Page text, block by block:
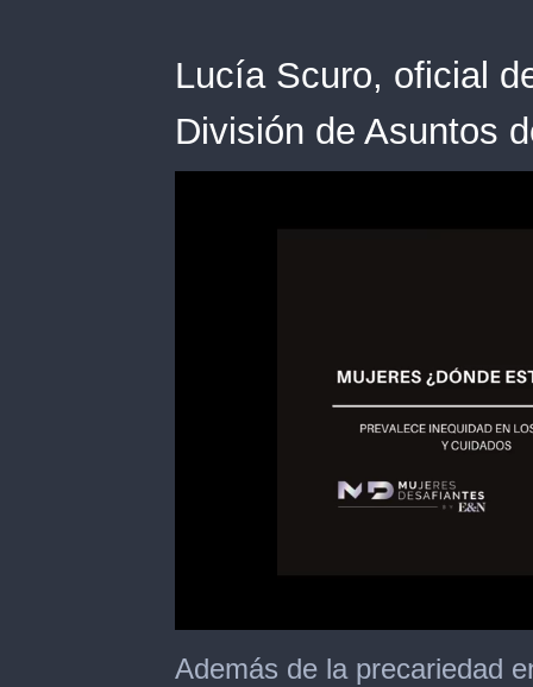
Lucía Scuro, oficial
División de Asuntos
of
2
Además de la precariedad